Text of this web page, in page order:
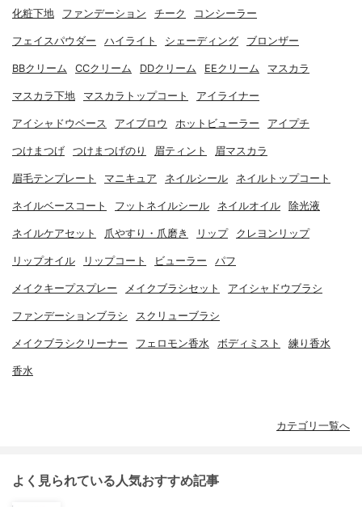
化粧下地 ファンデーション チーク コンシーラー
フェイスパウダー ハイライト シェーディング ブロンザー
BBクリーム CCクリーム DDクリーム EEクリーム マスカラ
マスカラ下地 マスカラトップコート アイライナー
アイシャドウベース アイブロウ ホットビューラー アイプチ
つけまつげ つけまつげのり 眉ティント 眉マスカラ
眉毛テンプレート マニキュア ネイルシール ネイルトップコート
ネイルベースコート フットネイルシール ネイルオイル 除光液
ネイルケアセット 爪やすり・爪磨き リップ クレヨンリップ
リップオイル リップコート ビューラー パフ
メイクキープスプレー メイクブラシセット アイシャドウブラシ
ファンデーションブラシ スクリューブラシ
メイクブラシクリーナー フェロモン香水 ボディミスト 練り香水
香水
カテゴリ一覧へ
よく見られている人気おすすめ記事